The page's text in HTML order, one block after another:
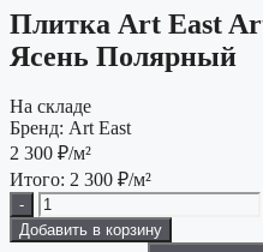
Плитка Art East
Ясень Полярный
На складе
Бренд: Art East
2 300 ₽/м²
Итого: 2 300 ₽/м²
-
Добавить в корзину